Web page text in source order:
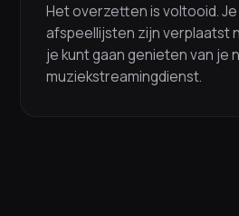
Het overzetten is voltooid. Je
afspeellijsten zijn verplaatst
je kunt gaan genieten van je
muziekstreamingdienst.